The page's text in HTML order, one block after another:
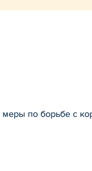
по борьбе с